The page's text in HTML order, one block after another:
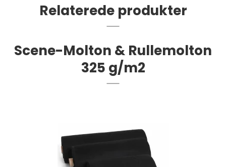
Relaterede produkter
Scene-Molton & Rullemolton
325 g/m2